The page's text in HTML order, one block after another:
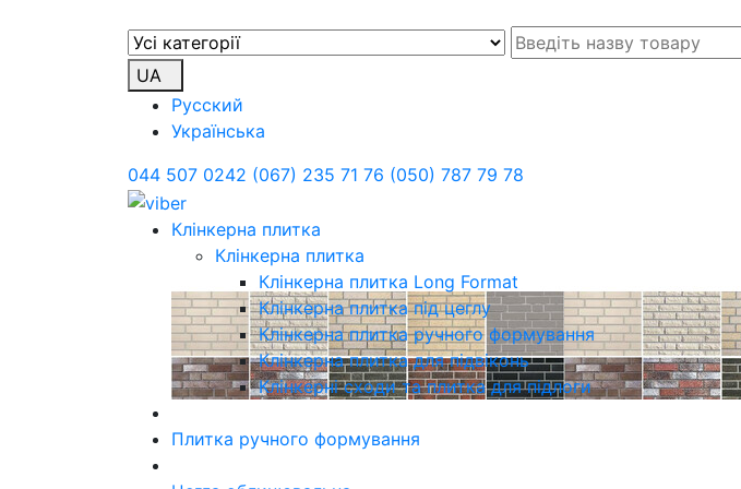
UA
Русский
Українська
044 507 0242 (067) 235 71 76 (050) 787 79 78
Клінкерна плитка
Клінкерна плитка
Клінкерна плитка Long Format
Клінкерна плитка під цеглу
Клінкерна плитка ручного формування
Клінкерна плитка для підвіконь
Клінкерні сходи та плитка для підлоги
Плитка ручного формування